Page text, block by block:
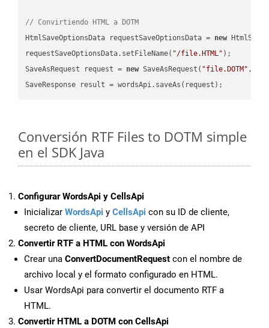
// Convirtiendo HTML a DOTM
HtmlSaveOptionsData requestSaveOptionsData = new
requestSaveOptionsData.setFileName( "/file.HTML" );
SaveAsRequest request = new SaveAsRequest( "file.DOTM"
Conversión RTF Files to DOTM simple
en el SDK Java
Configurar WordsApi y CellsApi
Inicializar WordsApi y CellsApi con su ID de cliente,
secreto de cliente, URL base y versión de API
Convertir RTF a HTML con WordsApi
Crear una ConvertDocumentRequest con el nombre de
archivo local y el formato configurado en HTML.
Usar WordsApi para convertir el documento RTF a
HTML.
Convertir HTML a DOTM con CellsApi